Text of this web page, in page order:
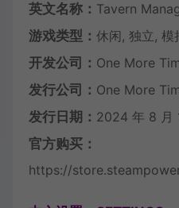
英文名称： Tavern
游戏类型： 休闲, 独立, 模
开发公司： One More
发行公司： One More
发行日期： 2024 年 8 月
官方购买：
https://